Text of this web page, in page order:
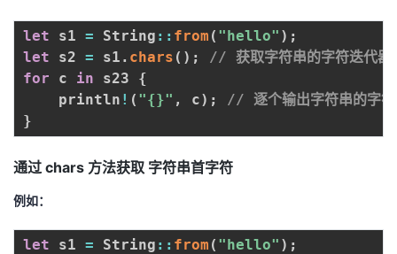
let s1 = String : : from ( "hello" ) ;
let s2 = s1 . chars ( ) ;
// 获取字符串的字符迭代器
for c in s23 {
    println
! ( "{}" , c) ;
// 逐个输出字符串的字符
}
通过 chars 方法获取 字符串首字符
例如：
let s1 = String : : from ( "hello" ) ;